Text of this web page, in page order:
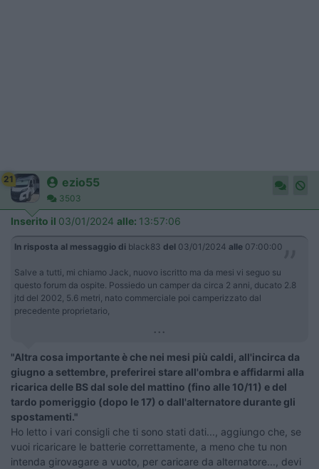
21 ezio55
3503
Inserito il 03/01/2024 alle: 13:57:06
In risposta al messaggio di black83 del 03/01/2024 alle 07:00:00
Salve a tutti, mi chiamo Jack, nuovo iscritto ma da mesi vi seguo su
questo forum da ospite. Possiedo un camper da circa 2 anni, ducato 2.8
jtd del 2002, 5.6 metri, nato commerciale poi camperizzato dal
precedente proprietario,
...
"Altra cosa importante è che nei mesi più caldi, all'incirca da
giugno a settembre, preferirei stare all'ombra e affidarmi alla
ricarica delle BS dal sole del mattino (fino alle 10/11) e del
tardo pomeriggio (dopo le 17) o dall'alternatore durante gli
spostamenti."
Ho letto i vari consigli che ti sono stati dati..., aggiungo che, se
vuoi ricaricare le batterie correttamente, a meno che tu non
intenda girovagare a vuoto, per caricare da alternatore..., devi